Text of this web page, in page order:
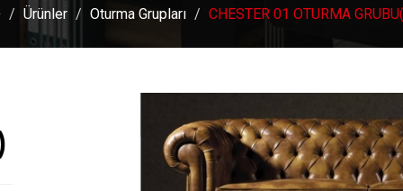
Ürünler Oturma Grupları CHESTER 01 OTURMA